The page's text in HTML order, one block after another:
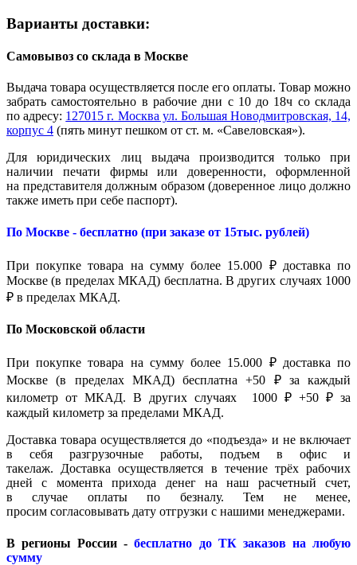
Варианты доставки:
Самовывоз со склада в Москве
Выдача товара осуществляется после его оплаты. Товар можно
забрать самостоятельно в рабочие дни с 10 до 18ч со склада
по адресу: 127015 г. Москва ул. Большая Новодмитровская, 14,
корпус 4 (пять минут пешком от ст. м. «Савеловская»).
Для юридических лиц выдача производится только при
наличии печати фирмы или доверенности, оформленной
на представителя должным образом (доверенное лицо должно
также иметь при себе паспорт).
По Москве - бесплатно (при заказе от 15тыс. рублей)
При покупке товара на сумму более 15.000 ₽ доставка по
Москве (в пределах МКАД) бесплатна. В других случаях 1000
₽ в пределах МКАД.
По Московской области
При покупке товара на сумму более 15.000 ₽ доставка по
Москве (в пределах МКАД) бесплатна +50 ₽ за каждый
километр от МКАД. В других случаях 1000 ₽ +50 ₽ за
каждый километр за пределами МКАД.
Доставка товара осуществляется до «подъезда» и не включает
в себя разгрузочные работы, подъем в офис и
такелаж. Доставка осуществляется в течение трёх рабочих
дней с момента прихода денег на наш расчетный счет,
в случае оплаты по безналу. Тем не менее,
просим согласовывать дату отгрузки с нашими менеджерами.
В регионы России -бесплатно до ТК заказов на любую
сумму